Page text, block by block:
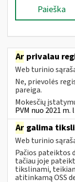
Paieška
Ar privalau
Web turinio
Ne, prievolės
pareiga.
Mokesčių
PVM nuo 2021 m.
Ar galima
Web turinio
Pačios pateiktos
tačiau joje
tikslinami,
atitinkamą OSS